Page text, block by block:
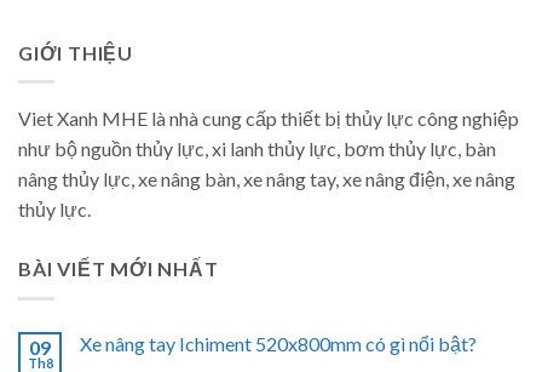
GIỚI THIỆU
Viet Xanh MHE là nhà cung cấp thiết bị thủy lực công nghiệp
như bộ nguồn thủy lực, xi lanh thủy lực, bơm thủy lực, bàn
nâng thủy lực, xe nâng bàn, xe nâng tay, xe nâng điện, xe nâng
thủy lực.
BÀI VIẾT MỚI NHẤT
09
Th8
Xe nâng tay Ichiment 520x800mm có gì nổi bật?